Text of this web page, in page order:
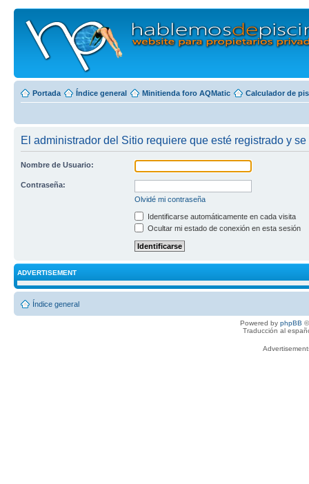
Portada Índice general Minitienda foro AQMatic Calculador de
El administrador del Sitio requiere que esté registrado y
Nombre de Usuario:
Contraseña:
Olvidé mi contraseña
Identificarse automáticamente en cada visita
Ocultar mi estado de conexión en esta sesión
ADVERTISEMENT
Índice general
Powered by phpBB
Traducción al